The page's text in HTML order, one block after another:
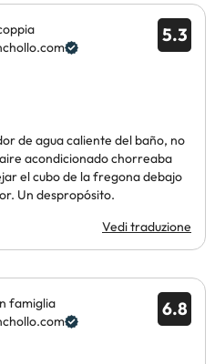
5.3
de agua caliente del baño, no
acondicionado chorreaba
el cubo de la fregona debajo
Un despropósito.
Vedi traduzione
6.8
famiglia